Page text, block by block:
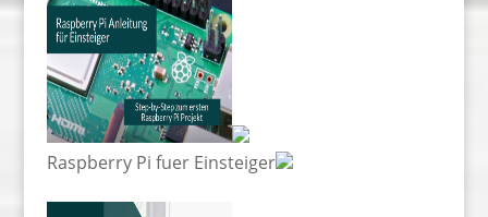
Raspberry Pi fuer Einsteiger